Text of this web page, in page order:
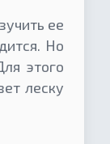
ее
Но
этого
леску